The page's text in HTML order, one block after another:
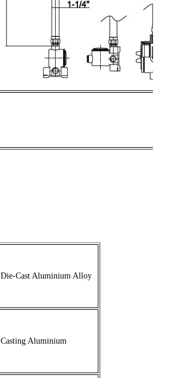
Die-Cast Aluminium Alloy
Casting Aluminium